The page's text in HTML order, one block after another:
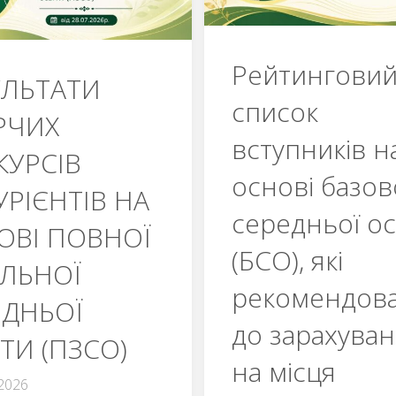
основі
середньої
освіти"
основі
середньої
освіти
(ПЗСО)"
Рейтинговий
список
вступників
основі
середньої
(БСО), які
до
на місця
НА
ПОВНОЇ
(ПЗСО)